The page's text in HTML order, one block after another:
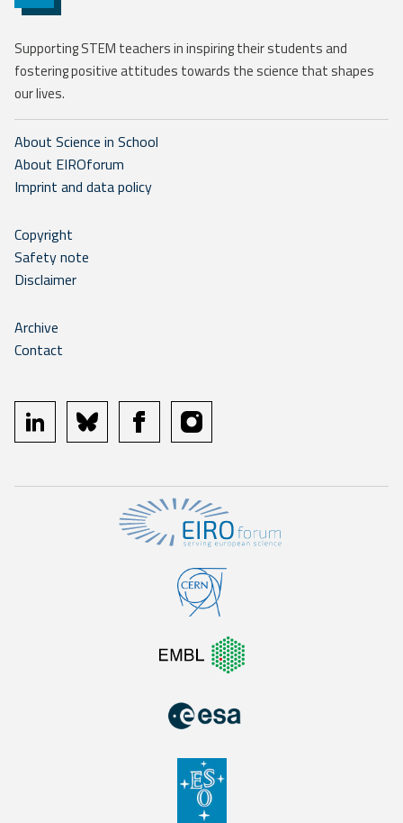
Supporting STEM teachers in inspiring their students and
fostering positive attitudes towards the science that shapes
our lives.
About Science in School
About EIROforum
Imprint and data policy
Copyright
Safety note
Disclaimer
Archive
Contact
linkedin bluesky facebookinstagram